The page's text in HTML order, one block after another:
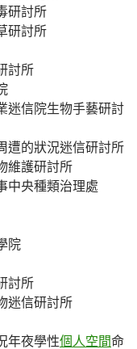
研討所
研討所
討所
迷信院生物手藝研討
的狀況迷信研討所
維護研討所
央種類治理處
院
討所
迷信研討所
年夜學性個人空間命